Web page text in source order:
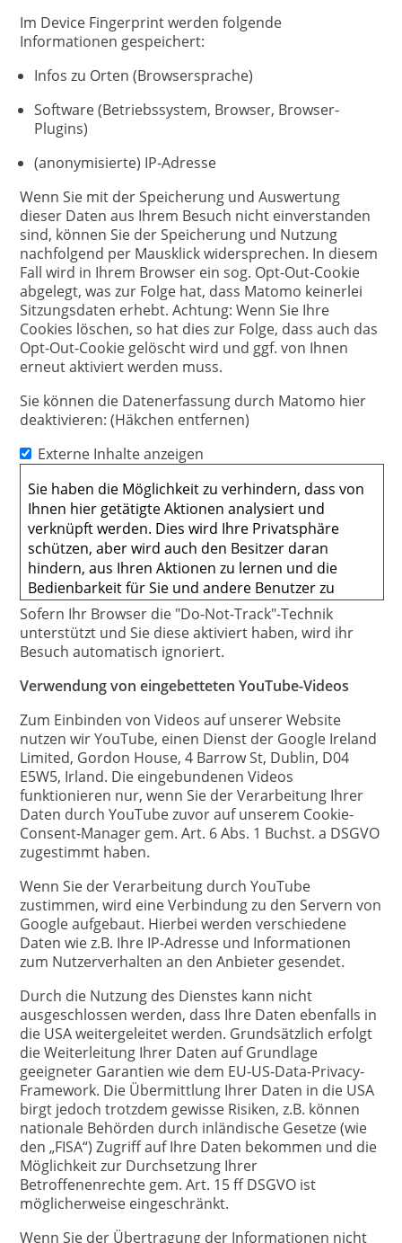
Im Device Fingerprint werden folgende
Informationen gespeichert:
Infos zu Orten (Browsersprache)
Software (Betriebssystem, Browser, Browser-
Plugins)
(anonymisierte) IP-Adresse
Wenn Sie mit der Speicherung und Auswertung
dieser Daten aus Ihrem Besuch nicht einverstanden
sind, können Sie der Speicherung und Nutzung
nachfolgend per Mausklick widersprechen. In diesem
Fall wird in Ihrem Browser ein sog. Opt-Out-Cookie
abgelegt, was zur Folge hat, dass Matomo keinerlei
Sitzungsdaten erhebt. Achtung: Wenn Sie Ihre
Cookies löschen, so hat dies zur Folge, dass auch das
Opt-Out-Cookie gelöscht wird und ggf. von Ihnen
erneut aktiviert werden muss.
Sie können die Datenerfassung durch Matomo hier
deaktivieren: (Häkchen entfernen)
Externe Inhalte anzeigen
Sofern Ihr Browser die "Do-Not-Track"-Technik
unterstützt und Sie diese aktiviert haben, wird ihr
Besuch automatisch ignoriert.
Verwendung von eingebetteten YouTube-Videos
Zum Einbinden von Videos auf unserer Website
nutzen wir YouTube, einen Dienst der Google Ireland
Limited, Gordon House, 4 Barrow St, Dublin, D04
E5W5, Irland. Die eingebundenen Videos
funktionieren nur, wenn Sie der Verarbeitung Ihrer
Daten durch YouTube zuvor auf unserem Cookie-
Consent-Manager gem. Art. 6 Abs. 1 Buchst. a DSGVO
zugestimmt haben.
Wenn Sie der Verarbeitung durch YouTube
zustimmen, wird eine Verbindung zu den Servern von
Google aufgebaut. Hierbei werden verschiedene
Daten wie z.B. Ihre IP-Adresse und Informationen
zum Nutzerverhalten an den Anbieter gesendet.
Durch die Nutzung des Dienstes kann nicht
ausgeschlossen werden, dass Ihre Daten ebenfalls in
die USA weitergeleitet werden. Grundsätzlich erfolgt
die Weiterleitung Ihrer Daten auf Grundlage
geeigneter Garantien wie dem EU-US-Data-Privacy-
Framework. Die Übermittlung Ihrer Daten in die USA
birgt jedoch trotzdem gewisse Risiken, z.B. können
nationale Behörden durch inländische Gesetze (wie
den „FISA“) Zugriff auf Ihre Daten bekommen und die
Möglichkeit zur Durchsetzung Ihrer
Betroffenenrechte gem. Art. 15 ff DSGVO ist
möglicherweise eingeschränkt.
Wenn Sie der Übertragung der Informationen nicht